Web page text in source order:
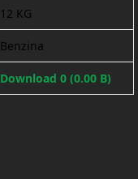
12 KG
Benzina
Download 0 (0.00 B)